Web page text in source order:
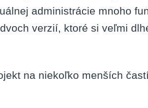
administrácie mnoho
verzií, ktoré si veľmi
na niekoľko menších